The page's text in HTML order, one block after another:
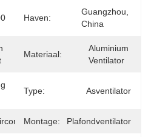
Haven:
Guangzhou,
China
Materiaal:
Aluminium
Ventilator
Type: Asventilator
Montage: Plafondventilator